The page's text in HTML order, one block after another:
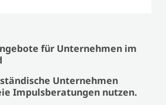
für Unternehmen im
Unternehmen
Impulsberatungen nutzen.